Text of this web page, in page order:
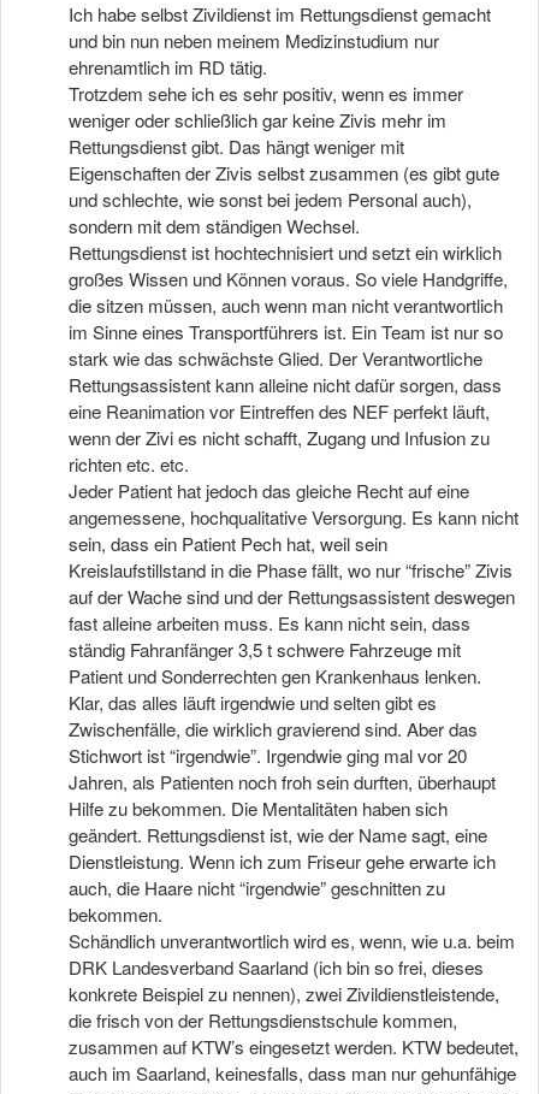
Ich habe selbst Zivildienst im Rettungsdienst gemacht
und bin nun neben meinem Medizinstudium nur
ehrenamtlich im RD tätig.
Trotzdem sehe ich es sehr positiv, wenn es immer
weniger oder schließlich gar keine Zivis mehr im
Rettungsdienst gibt. Das hängt weniger mit
Eigenschaften der Zivis selbst zusammen (es gibt gute
und schlechte, wie sonst bei jedem Personal auch),
sondern mit dem ständigen Wechsel.
Rettungsdienst ist hochtechnisiert und setzt ein wirklich
großes Wissen und Können voraus. So viele Handgriffe,
die sitzen müssen, auch wenn man nicht verantwortlich
im Sinne eines Transportführers ist. Ein Team ist nur so
stark wie das schwächste Glied. Der Verantwortliche
Rettungsassistent kann alleine nicht dafür sorgen, dass
eine Reanimation vor Eintreffen des NEF perfekt läuft,
wenn der Zivi es nicht schafft, Zugang und Infusion zu
richten etc. etc.
Jeder Patient hat jedoch das gleiche Recht auf eine
angemessene, hochqualitative Versorgung. Es kann nicht
sein, dass ein Patient Pech hat, weil sein
Kreislaufstillstand in die Phase fällt, wo nur “frische” Zivis
auf der Wache sind und der Rettungsassistent deswegen
fast alleine arbeiten muss. Es kann nicht sein, dass
ständig Fahranfänger 3,5 t schwere Fahrzeuge mit
Patient und Sonderrechten gen Krankenhaus lenken.
Klar, das alles läuft irgendwie und selten gibt es
Zwischenfälle, die wirklich gravierend sind. Aber das
Stichwort ist “irgendwie”. Irgendwie ging mal vor 20
Jahren, als Patienten noch froh sein durften, überhaupt
Hilfe zu bekommen. Die Mentalitäten haben sich
geändert. Rettungsdienst ist, wie der Name sagt, eine
Dienstleistung. Wenn ich zum Friseur gehe erwarte ich
auch, die Haare nicht “irgendwie” geschnitten zu
bekommen.
Schändlich unverantwortlich wird es, wenn, wie u.a. beim
DRK Landesverband Saarland (ich bin so frei, dieses
konkrete Beispiel zu nennen), zwei Zivildienstleistende,
die frisch von der Rettungsdienstschule kommen,
zusammen auf KTW’s eingesetzt werden. KTW bedeutet,
auch im Saarland, keinesfalls, dass man nur gehunfähige